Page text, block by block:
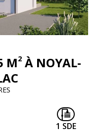
M2 À NOYAL-
1 SDE